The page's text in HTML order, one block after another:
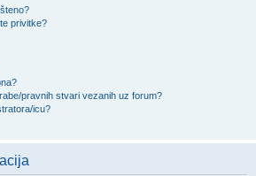
privitke?
pravnih stvari vezanih uz forum?
icu?